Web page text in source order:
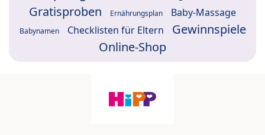
Gratisproben Ernährungsplan Baby-Massage
Babynamen Checklisten für Eltern
Gewinnspiele
Online-Shop